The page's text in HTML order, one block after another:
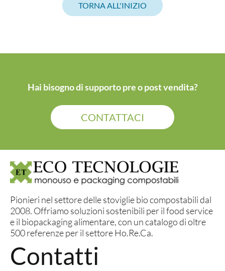
TORNA ALL'INIZIO
Hai bisogno di supporto pre o post vendita?
CONTATTACI
Pionieri nel settore delle stoviglie bio compostabili dal
2008. Offriamo soluzioni sostenibili per il food service
e il biopackaging alimentare, con un catalogo di oltre
500 referenze per il settore Ho.Re.Ca.
Contatti